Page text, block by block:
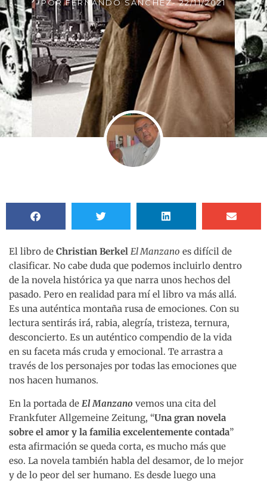
POR FERNANDO SÁNCHEZ- 22/11/2021
El libro de Christian Berkel El Manzano es difícil de
clasificar. No cabe duda que podemos incluirlo dentro
de la novela histórica ya que narra unos hechos del
pasado. Pero en realidad para mí el libro va más allá.
Es una auténtica montaña rusa de emociones. Con su
lectura sentirás irá, rabia, alegría, tristeza, ternura,
desconcierto. Es un auténtico compendio de la vida
en su faceta más cruda y emocional. Te arrastra a
través de los personajes por todas las emociones que
nos hacen humanos.
En la portada de El Manzano vemos una cita del
Frankfuter Allgemeine Zeitung, “Una gran novela
sobre el amor y la familia excelentemente contada”
esta afirmación se queda corta, es mucho más que
eso. La novela también habla del desamor, de lo mejor
y de lo peor del ser humano. Es desde luego una